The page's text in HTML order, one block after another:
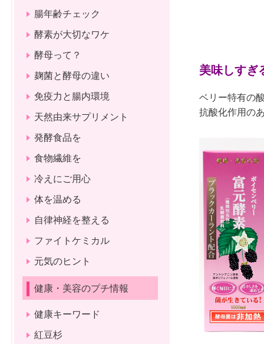
美味しすぎ
ベリー特有の
抗酸化作用の
腸年齢チェック
酵素が大切なワケ
酵母って？
麹菌と酵母の違い
免疫力と腸内環境
天然由来サプリメント
発酵食品を
食物繊維を
冷えにご用心
体を温める
自律神経を整える
ファイトケミカル
元気のヒント
健康・美容のプチ情報
健康キーワード
紅豆杉